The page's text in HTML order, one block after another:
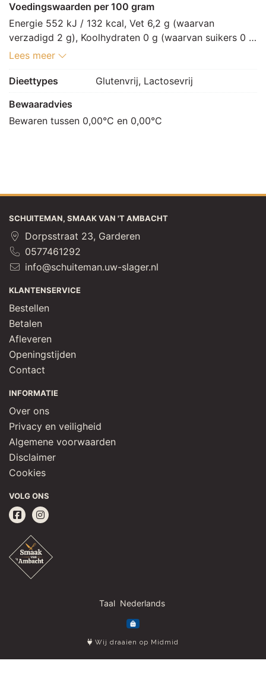
Voedingswaarden per 100 gram
Energie 552 kJ / 132 kcal, Vet 6,2 g (waarvan
verzadigd 2 g), Koolhydraten 0 g (waarvan suikers 0
g), Vezels 0 g, Eiwitten 18,9 g, Zout 2,4 g.
Lees meer
Dieettypes
Glutenvrij, Lactosevrij
Bewaaradvies
Bewaren tussen 0,00°C en 0,00°C
SCHUITEMAN, SMAAK VAN 'T AMBACHT
Dorpsstraat 23, Garderen
0577461292
info@schuiteman.uw-slager.nl
KLANTENSERVICE
Bestellen
Betalen
Afleveren
Openingstijden
Contact
INFORMATIE
Over ons
Privacy en veiligheid
Algemene voorwaarden
Disclaimer
Cookies
VOLG ONS
Taal
Wij draaien op Midmid